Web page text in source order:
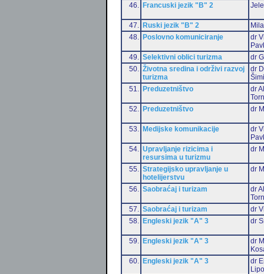
46. Francuski jezik "B" 2
47. Ruski jezik "B" 2
48.
Poslovno komuniciranje
dr
49.
Selektivni oblici turizma
dr
50.
Životna sredina i održivi razvoj
turizma
dr
51.
Preduzetništvo
dr
52.
Preduzetništvo dr
53. Medijske komunikacije
dr
54.
Upravljanje rizicima i
resursima u turizmu
dr
55.
Strategijsko upravljanje u
hotelijerstvu
dr
56. Saobraćaj i turizam
dr
57.
Saobraćaj i turizam
dr
58.
Engleski jezik "A" 3 dr
59. Engleski jezik "A" 3
dr
60.
Engleski jezik "A" 3
dr